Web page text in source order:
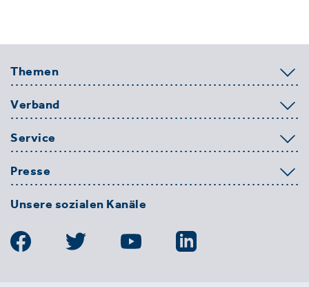
Themen
Verband
Service
Presse
Unsere sozialen Kanäle